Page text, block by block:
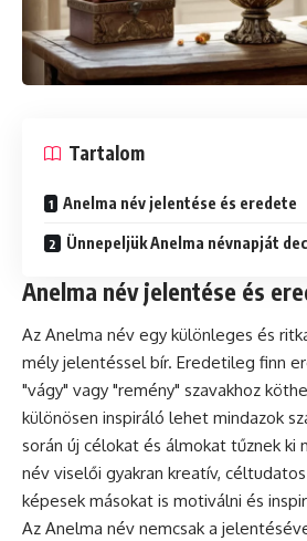
Tartalom
Anelma név jelentése és eredete
Ünnepeljük Anelma névnapját
Anelma név jelentése és
Az Anelma név egy különleges és
mély jelentéssel bír. Eredetileg finn
"vágy" vagy "remény" szavakhoz
különösen inspiráló lehet mindazok
során új célokat és álmokat tűznek ki
név viselői gyakran kreatív,
képesek másokat is motiválni és
Az Anelma név nemcsak a